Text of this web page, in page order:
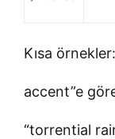
Kısa
accent”e
“torrential